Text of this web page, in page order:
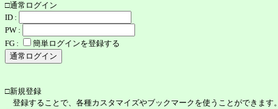
□通常ログイン
ID :
PW :
FG :
簡単ログインを登録する
□新規登録
登録することで、各種カスタマイズやブックマークを使うことができます。